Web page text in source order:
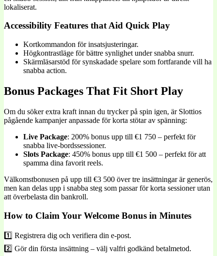
lokaliserat.
Accessibility Features that Aid Quick Play
Kortkommandon för insatsjusteringar.
Högkontrastläge för bättre synlighet under snabba snurr.
Skärmläsarstöd för synskadade spelare som fortfarande vill ha
snabba action.
Bonus Packages That Fit Short Play
Om du söker extra kraft innan du trycker på spin igen, är Slottios
pågående kampanjer anpassade för korta stötar av spänning:
Live Package: 200% bonus upp till €1 750 – perfekt för
snabba live-bordssessioner.
Slots Package: 450% bonus upp till €1 500 – perfekt för att
spamma dina favorit reels.
Välkomstbonusen på upp till €3 500 över tre insättningar är generös,
men kan delas upp i snabba steg som passar för korta sessioner utan
att överbelasta din bankroll.
How to Claim Your Welcome Bonus in Minutes
1️⃣ Registrera dig och verifiera din e-post.
2️⃣ Gör din första insättning – välj valfri godkänd betalmetod.